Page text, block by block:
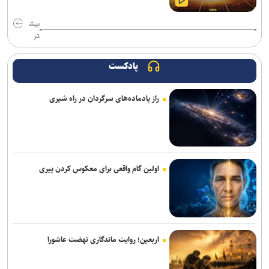
وزیر راه و شهرسازی: رسانه‌ها در صیانت از حقیقت و انسجام ملی نقشی
سفر تهیه کنید
مدنی‌زاده: رسانه‌های مسئول، سرمایه‌ای ارزشمند برای حکمرانی اقتصادی
کارآمد هستند
خبرنگاران دیده‌بانان آگاه جامعه هستند
همتی: رسانه‌ها، رکن اعتمادآفرین در نظام اقتصادی کشور
وزیر نفت: رسانه‌ها جلوه‌های ایثار کارکنان صنعت نفت را منعکس کردند
تکنولوژیک در معادن ایران
بیش
تر
پادکست
راز پادماده‌های سرگردان در راه شیری
اولین گام واقعی برای معکوس کردن پیری
اربعین؛ روایت ماندگاری نهضت عاشورا